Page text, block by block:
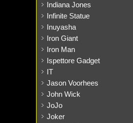
Indiana Jones
Infinite Statue
Inuyasha
Iron Giant
Iron Man
Ispettore Gadget
IT
Jason Voorhees
John Wick
JoJo
Joker